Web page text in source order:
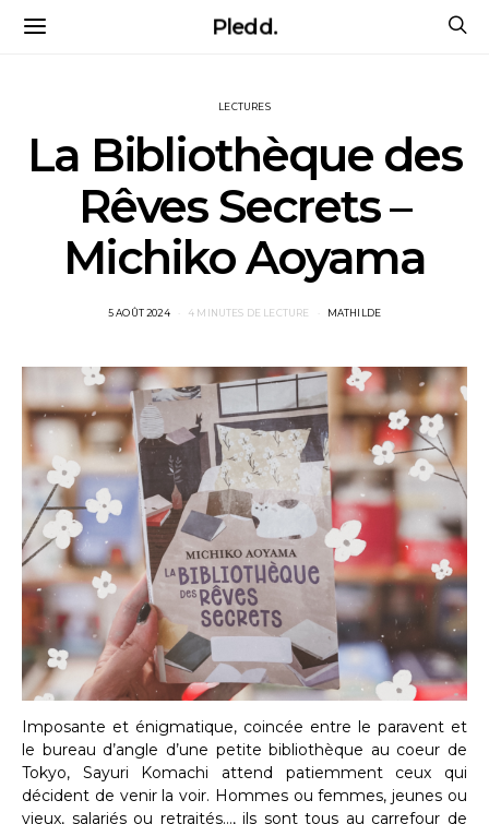
Pledd.
LECTURES
La Bibliothèque des
Rêves Secrets –
Michiko Aoyama
POSTED
5 AOÛT 2024 4 MINUTES DE LECTURE MATHILDE
Imposante et énigmatique, coincée entre le paravent et
le bureau d’angle d’une petite bibliothèque au coeur de
Tokyo, Sayuri Komachi attend patiemment ceux qui
décident de venir la voir. Hommes ou femmes, jeunes ou
vieux, salariés ou retraités…, ils sont tous au carrefour de